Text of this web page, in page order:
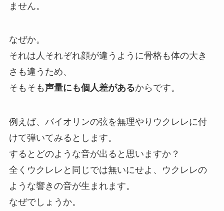
ません。
なぜか。
それは人それぞれ顔が違うように骨格も体の大き
さも違うため、
そもそも声量にも個人差があるからです。
例えば、バイオリンの弦を無理やりウクレレに付
けて弾いてみるとします。
するとどのような音が出ると思いますか？
全くウクレレと同じでは無いにせよ、ウクレレの
ような響きの音が生まれます。
なぜでしょうか。